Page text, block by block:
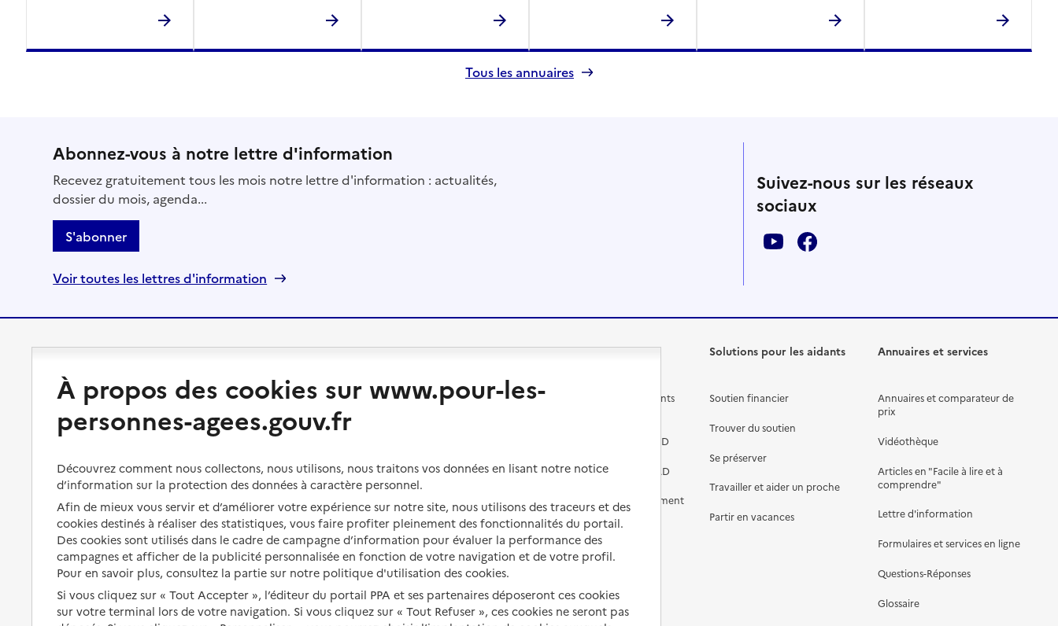
Tous les annuaires
Abonnez-vous à notre lettre d'information
Recevez gratuitement tous les mois notre lettre d'information : actualités,
dossier du mois, agenda...
S'abonner
Voir toutes les lettres d'information
Suivez-nous sur les réseaux
sociaux
Préserver son autonomie
Perte d'autonomie : évaluation
Aménager son logement et
Préserver son autonomie et sa
Organiser à l'avance sa propre
protection
Les mesures de protection
Les obligations de la famille
Vivre à domicile
Bénéficier d'aide à domicile
Bénéficier de soins à domicile
Solutions d'accueil temporaire
Partager son logement
Vivre à domicile avec une
maladie ou un handicap
Être hospitalisé
Fin de vie à domicile
Changer de logement
Les questions à se poser
Vivre chez un proche
Vivre en accueil familial
Autres solutions de logement
Vivre dans un EHPAD
Les différents établissements
Préparer l'entrée en EHPAD
Aides financières en EHPAD
Prévention, accompagnement
et soins
Comprendre les prix en
EHPAD
Fin de vie en EHPAD
Solutions pour les aidants
Soutien financier
Trouver du soutien
Se préserver
Travailler et aider un proche
Partir en vacances
Annuaires et services
Annuaires et comparateur de
prix
Vidéothèque
Articles en "Facile à lire et à
comprendre"
Lettre d'information
Formulaires et services en ligne
Questions-Réponses
Glossaire
À propos des cookies sur www.pour-les-
personnes-agees.gouv.fr
Découvrez comment nous collectons, nous utilisons, nous traitons vos données en lisant notre notice
d’information sur la protection des données à caractère personnel.
Afin de mieux vous servir et d’améliorer votre expérience sur notre site, nous utilisons des traceurs et des
cookies destinés à réaliser des statistiques, vous faire profiter pleinement des fonctionnalités du portail.
Des cookies sont utilisés dans le cadre de campagne d’information pour évaluer la performance des
campagnes et afficher de la publicité personnalisée en fonction de votre navigation et de votre profil.
Pour en savoir plus, consultez la partie sur notre politique d'utilisation des cookies.
Si vous cliquez sur « Tout Accepter », l’éditeur du portail PPA et ses partenaires déposeront ces cookies
sur votre terminal lors de votre navigation. Si vous cliquez sur « Tout Refuser », ces cookies ne seront pas